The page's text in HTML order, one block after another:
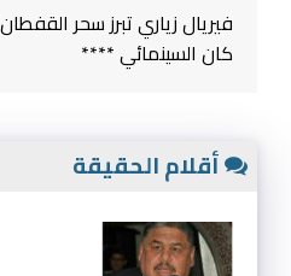
فيريال زياري تبرز سحر
كان السينمائي ****
أقلام الحقيقة